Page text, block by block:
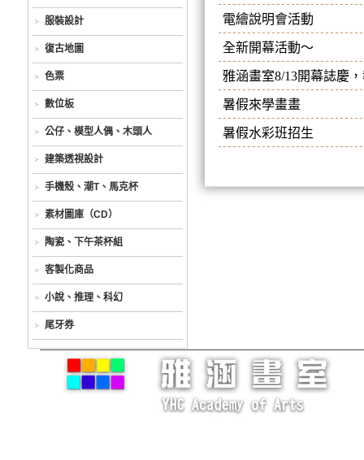
服裝設計
復古地圖
色票
數位板
公仔、模型人偶、木頭人
建築透視設計
手機殼、潮T、馬克杯
素材圖庫（CD）
陶瓷、下午茶杯組
客製化商品
小說、推理、科幻
尾牙券
電繪說明會活動
全新開幕活動～
雅涵畫室8/13開幕誌慶
暑假來學畫畫
暑假水彩班招生